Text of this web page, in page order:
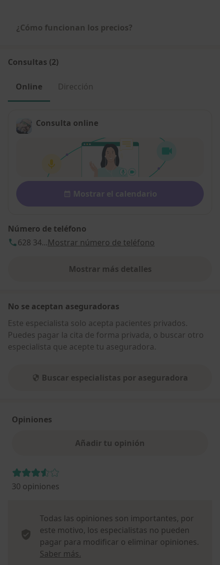
¿Cómo funcionan los precios?
Consultas (2)
Online Dirección
Consulta online
Disponibilidad
Mostrar el calendario
Número de teléfono
628 34...Mostrar número de teléfono
Mostrar más detalles
sobre la dirección
No se aceptan aseguradoras
Este especialista solo acepta pacientes privados.
Puedes pagar la cita de forma privada, o buscar otro
especialista que acepte tu aseguradora.
Buscar especialistas por aseguradora
Opiniones
Añadir tu opinión
30 opiniones
Todas las opiniones son importantes, por
este motivo, los especialistas no pueden
pagar para modificar o eliminar opiniones.
Saber más.